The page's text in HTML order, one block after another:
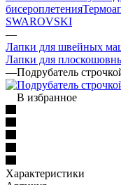
бисероплетения
SWAROVSKI
—
Лапки для швейных
Лапки для
—Подрубатель
В избранное
Характеристики